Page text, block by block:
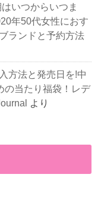
いつからいつま
年50代女性におす
ランドと予約方法
方法と発売日を!中
の当たり福袋！レデ
より